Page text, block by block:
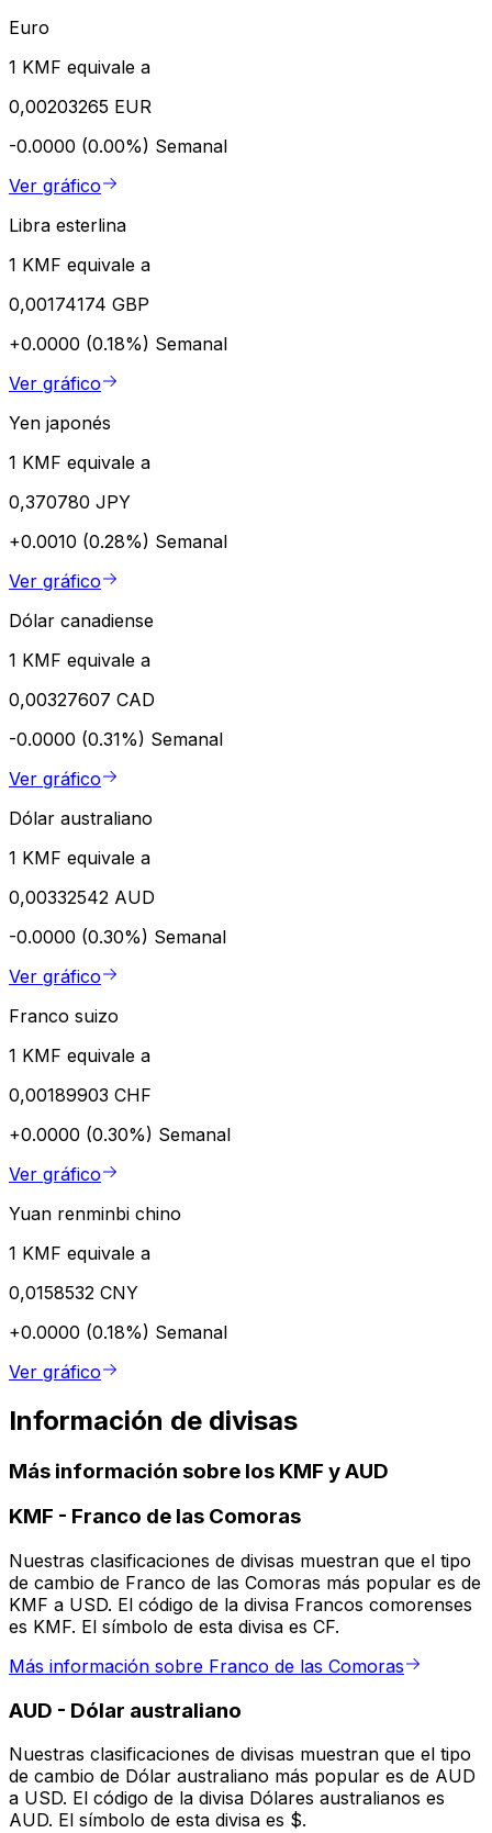
Euro
1 KMF equivale a
0,00203265 EUR
-0.0000 (0.00%) Semanal
Ver gráfico
Libra esterlina
1 KMF equivale a
0,00174174 GBP
+0.0000 (0.18%) Semanal
Ver gráfico
Yen japonés
1 KMF equivale a
0,370780 JPY
+0.0010 (0.28%) Semanal
Ver gráfico
Dólar canadiense
1 KMF equivale a
0,00327607 CAD
-0.0000 (0.31%) Semanal
Ver gráfico
Dólar australiano
1 KMF equivale a
0,00332542 AUD
-0.0000 (0.30%) Semanal
Ver gráfico
Franco suizo
1 KMF equivale a
0,00189903 CHF
+0.0000 (0.30%) Semanal
Ver gráfico
Yuan renminbi chino
1 KMF equivale a
0,0158532 CNY
+0.0000 (0.18%) Semanal
Ver gráfico
Información de divisas
Más información sobre los KMF y AUD
KMF - Franco de las Comoras
Nuestras clasificaciones de divisas muestran que el tipo
de cambio de Franco de las Comoras más popular es de
KMF a USD. El código de la divisa Francos comorenses
es KMF. El símbolo de esta divisa es CF.
Más información sobre Franco de las Comoras
AUD - Dólar australiano
Nuestras clasificaciones de divisas muestran que el tipo
de cambio de Dólar australiano más popular es de AUD
a USD. El código de la divisa Dólares australianos es
AUD. El símbolo de esta divisa es $.